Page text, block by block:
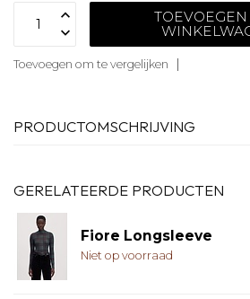
TOEVOEGEN
Toevoegen om te vergelijken
PRODUCTOMSCHRIJVING
GERELATEERDE PRODUCTEN
Fiore Longsleeve
Niet op voorraad